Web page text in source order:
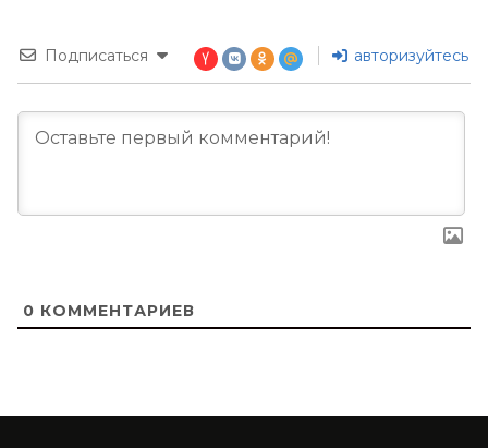
Подписаться авторизуйтесь
0 КОММЕНТАРИЕВ